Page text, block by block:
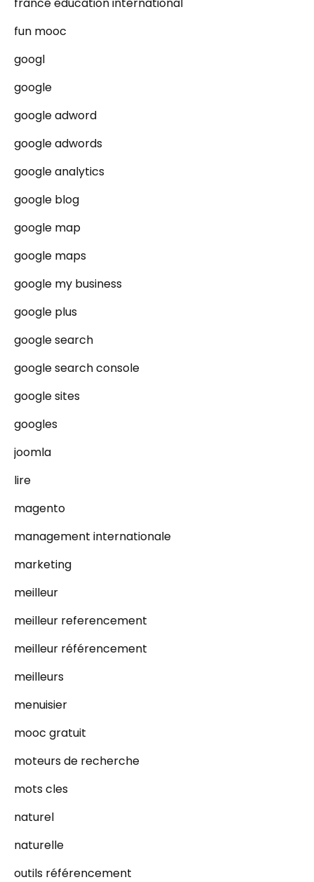
fun mooc
googl
google
google adword
google adwords
google analytics
google blog
google map
google maps
google my business
google plus
google search
google search console
google sites
googles
joomla
lire
magento
management internationale
marketing
meilleur
meilleur referencement
meilleur référencement
meilleurs
menuisier
mooc gratuit
moteurs de recherche
mots cles
naturel
naturelle
outils référencement